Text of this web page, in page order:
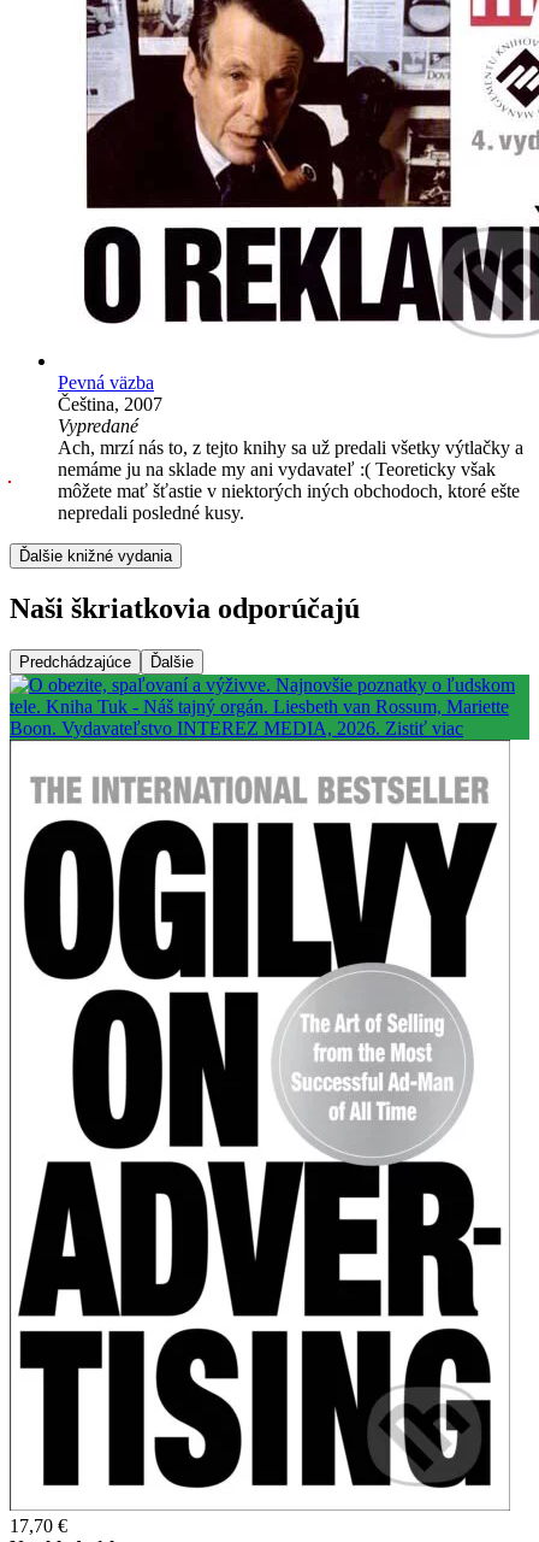
Pevná väzba
Čeština, 2007
Vypredané
Ach, mrzí nás to, z tejto knihy sa už predali všetky výtlačky a
nemáme ju na sklade my ani vydavateľ :( Teoreticky však
môžete mať šťastie v niektorých iných obchodoch, ktoré ešte
nepredali posledné kusy.
Ďalšie knižné vydania
Naši škriatkovia odporúčajú
Predchádzajúce Ďalšie
17,70 €